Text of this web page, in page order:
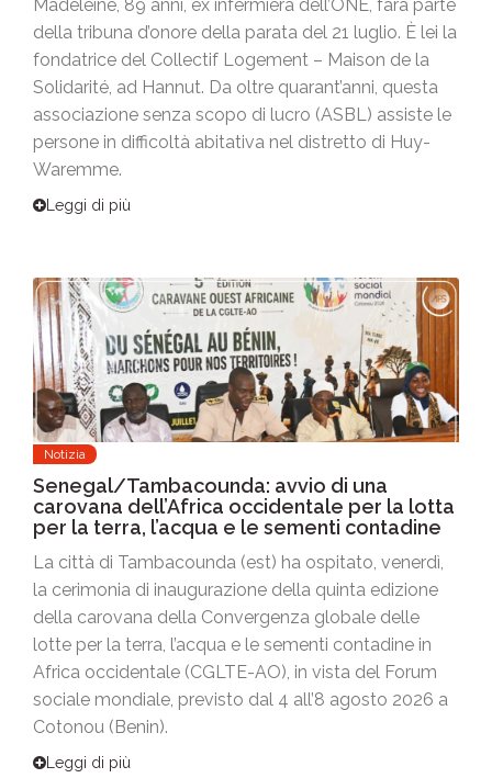
Madeleine, 89 anni, ex infermiera dell’ONE, farà parte
della tribuna d’onore della parata del 21 luglio. È lei la
fondatrice del Collectif Logement – Maison de la
Solidarité, ad Hannut. Da oltre quarant’anni, questa
associazione senza scopo di lucro (ASBL) assiste le
persone in difficoltà abitativa nel distretto di Huy-
Waremme.
Leggi di più
Notizia
Senegal/Tambacounda: avvio di una
carovana dell’Africa occidentale per la lotta
per la terra, l’acqua e le sementi contadine
La città di Tambacounda (est) ha ospitato, venerdì,
la cerimonia di inaugurazione della quinta edizione
della carovana della Convergenza globale delle
lotte per la terra, l’acqua e le sementi contadine in
Africa occidentale (CGLTE-AO), in vista del Forum
sociale mondiale, previsto dal 4 all’8 agosto 2026 a
Cotonou (Benin).
Leggi di più